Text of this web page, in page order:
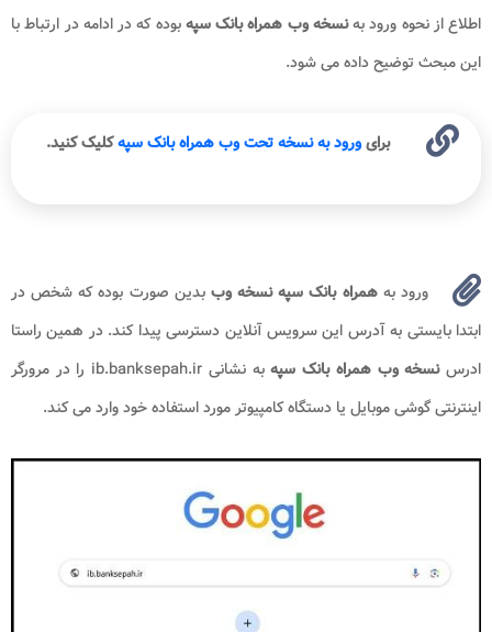
اطلاع از نحوه ورود بهنسخه وب همراه بانک سپهبوده که در ادامه در ارتباط با
این مبحث توضیح داده می شود.
برایورود به نسخه تحت وب همراه بانک سپهکلیک کنید.
ورود به همراه بانک سپه نسخه وب بدین صورت بوده که شخص در
ابتدا بایستی به آدرس این سرویس آنلاین دسترسی پیدا کند. در همین راستا
ادرسنسخه وب همراه بانک سپه
به نشانی ib.banksepah.ir را در مرورگر
اینترنتی گوشی موبایل یا دستگاه کامپیوتر مورد استفاده خود وارد می کند.